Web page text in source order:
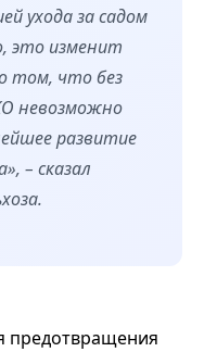
ухода за садом
это изменит
том, что без
невозможно
развитие
– сказал
предотвращения